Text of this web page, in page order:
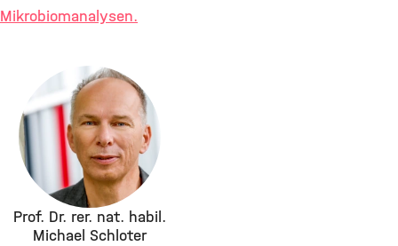
Mikrobiomanalysen.
Prof. Dr. rer. nat. habil.
Michael Schloter